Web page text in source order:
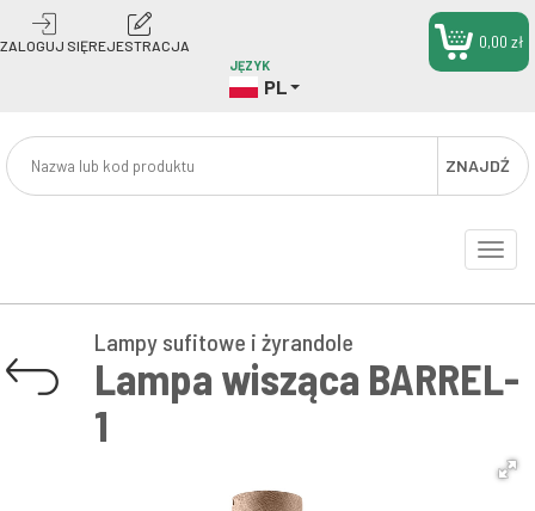
ZALOGUJ SIĘREJESTRACJA
JĘZYK
PL
ZNAJDŹ
0,00 zł
Toggle
Lampy sufitowe i żyrandole
Lampa wisząca BARREL-
1